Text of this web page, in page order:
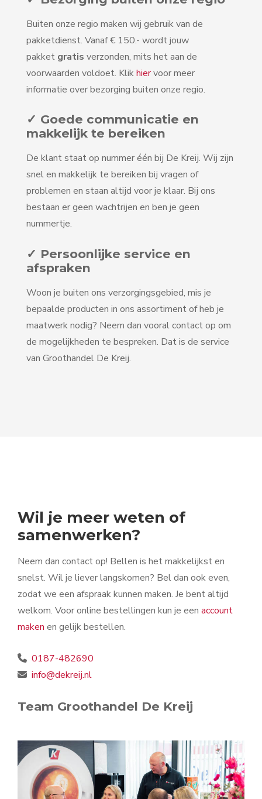
Buiten onze regio maken wij gebruik van de
pakketdienst. Vanaf € 150.- wordt jouw
pakket gratis verzonden, mits het aan de
voorwaarden voldoet. Klikhiervoor meer
informatie over bezorging buiten onze regio.
✓ Goede communicatie en
makkelijk te bereiken
De klant staat op nummer één bij De Kreij. Wij zijn
snel en makkelijk te bereiken bij vragen of
problemen en staan altijd voor je klaar. Bij ons
bestaan er geen wachtrijen en ben je geen
nummertje.
✓ Persoonlijke service en
afspraken
Woon je buiten ons verzorgingsgebied, mis je
bepaalde producten in ons assortiment of heb je
maatwerk nodig? Neem dan vooral contact op om
de mogelijkheden te bespreken. Dat is de service
van Groothandel De Kreij.
Wil je meer weten of
samenwerken?
Neem dan contact op! Bellen is het makkelijkst en
snelst. Wil je liever langskomen? Bel dan ook even,
zodat we een afspraak kunnen maken. Je bent altijd
welkom. Voor online bestellingen kun je een account
maken en gelijk bestellen.
0187-482690
info@dekreij.nl
Team Groothandel De Kreij